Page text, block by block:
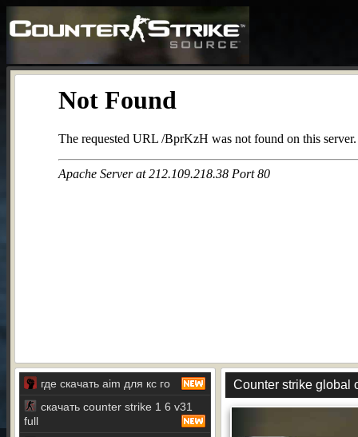
где скачать aim для кс го
скачать counter strike 1 6 v31
full
Counter strike global